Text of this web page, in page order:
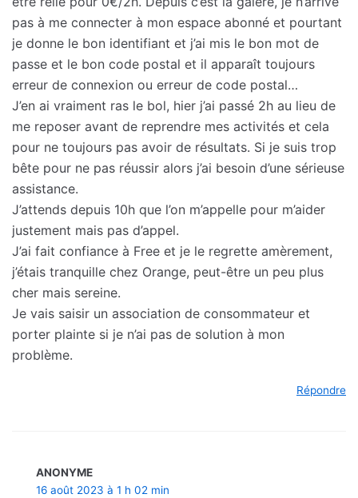
pas à me connecter à mon espace abonné et pourtant
je donne le bon identifiant et j’ai mis le bon mot de
passe et le bon code postal et il apparaît toujours
erreur de connexion ou erreur de code postal…
J’en ai vraiment ras le bol, hier j’ai passé 2h au lieu de
me reposer avant de reprendre mes activités et cela
pour ne toujours pas avoir de résultats. Si je suis trop
bête pour ne pas réussir alors j’ai besoin d’une sérieuse
assistance.
J’attends depuis 10h que l’on m’appelle pour m’aider
justement mais pas d’appel.
J’ai fait confiance à Free et je le regrette amèrement,
j’étais tranquille chez Orange, peut-être un peu plus
cher mais sereine.
Je vais saisir un association de consommateur et
porter plainte si je n’ai pas de solution à mon
problème.
Répondre
ANONYME
16 août 2023 à 1 h 02 min